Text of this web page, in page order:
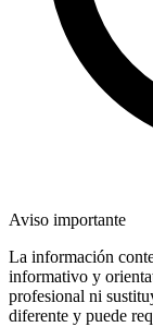
Aviso importante
La información
informativo y
profesional ni
diferente y puede